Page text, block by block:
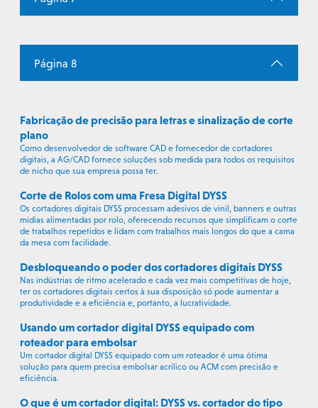
Página 8
Fabricação de precisão para letras e sinalização de corte
plano
Como desenvolvedor de software CAD e fornecedor de cortadores
digitais, a AG/CAD fornece soluções sob medida para todos os requisitos
de nicho que sua empresa possa ter.
Corte de Rolos com uma Fresa Digital DYSS
Os cortadores digitais DYSS processam adesivos de vinil, banners e outras
mídias alimentadas por rolo, oferecendo recursos que simplificam o corte
de trabalhos repetidos e lidam com trabalhos mais longos do que a cama
da mesa com facilidade.
Desbloqueando o poder dos cortadores digitais DYSS
Nas indústrias de ritmo acelerado e cada vez mais competitivas de hoje,
ter os cortadores digitais certos à sua disposição só pode aumentar a
produtividade e a eficiência e, portanto, a lucratividade.
Usando um cortador digital DYSS equipado com
roteador para embolsar
Um cortador digital DYSS equipado com um roteador é uma ótima
solução para quem precisa embolsar acrílico ou ACM com precisão e
eficiência.
O que é um cortador digital: DYSS vs. cortador do tipo